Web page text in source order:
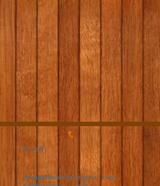
Email
group.mokusho@gmail.com